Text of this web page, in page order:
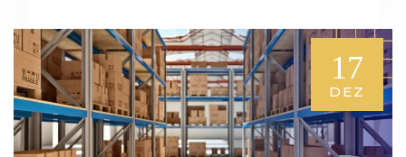
17
DEZ